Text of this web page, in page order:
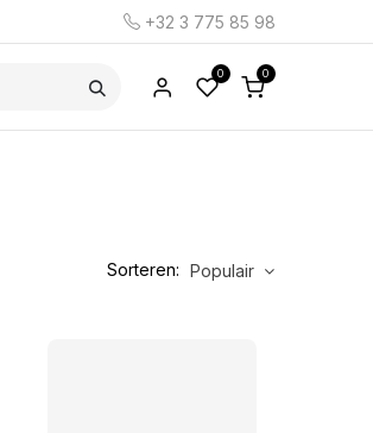
+32 3 775 85 98
0 0
Sorteren: Populair